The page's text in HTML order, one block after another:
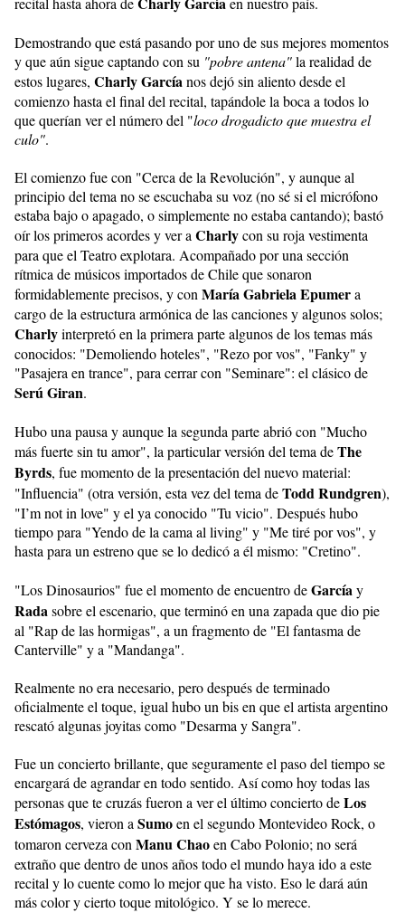
Demostrando que está pasando por uno de sus mejores momentos
y que aún sigue captando con su "pobre antena"la realidad de
estos lugares, Charly Garcíanos dejó sin aliento desde el
comienzo hasta el final del recital, tapándole la boca a todos lo
que querían ver el número del "loco drogadicto que muestra el
culo".
El comienzo fue con "Cerca de la Revolución", y aunque al
principio del tema no se escuchaba su voz (no sé si el micrófono
estaba bajo o apagado, o simplemente no estaba cantando); bastó
oír los primeros acordes y ver aCharlycon su roja vestimenta
para que el Teatro explotara. Acompañado por una sección
rítmica de músicos importados de Chile que sonaron
formidablemente precisos, y conMaría Gabriela Epumera
cargo de la estructura armónica de las canciones y algunos solos;
Charlyinterpretó en la primera parte algunos de los temas más
conocidos: "Demoliendo hoteles", "Rezo por vos", "Fanky" y
"Pasajera en trance", para cerrar con "Seminare": el clásico de
Serú Giran.
Hubo una pausa y aunque la segunda parte abrió con "Mucho
más fuerte sin tu amor", la particular versión del tema deThe
Byrds, fue momento de la presentación del nuevo material:
"Influencia" (otra versión, esta vez del tema deTodd Rundgren),
"I’m not in love" y el ya conocido "Tu vicio". Después hubo
tiempo para "Yendo de la cama al living" y "Me tiré por vos", y
hasta para un estreno que se lo dedicó a él mismo: "Cretino".
"Los Dinosaurios" fue el momento de encuentro deGarcíay
Radasobre el escenario, que terminó en una zapada que dio pie
al "Rap de las hormigas", a un fragmento de "El fantasma de
Canterville" y a "Mandanga".
Realmente no era necesario, pero después de terminado
oficialmente el toque, igual hubo un bis en que el artista argentino
rescató algunas joyitas como "Desarma y Sangra".
Fue un concierto brillante, que seguramente el paso del tiempo se
encargará de agrandar en todo sentido. Así como hoy todas las
personas que te cruzás fueron a ver el último concierto deLos
Estómagos, vieron aSumoen el segundo Montevideo Rock, o
tomaron cerveza conManu Chaoen Cabo Polonio; no será
extraño que dentro de unos años todo el mundo haya ido a este
recital y lo cuente como lo mejor que ha visto. Eso le dará aún
más color y cierto toque mitológico. Y se lo merece.